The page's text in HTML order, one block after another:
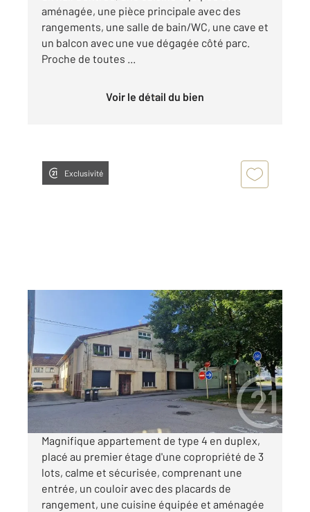
aménagée, une pièce principale avec des
rangements, une salle de bain/WC, une cave et
un balcon avec une vue dégagée côté parc.
Proche de toutes ...
Voir le détail du bien
Exclusivité
105 m
Ref : 27900
Appartement Duplex à louer
1 520 €
par mois charges comprises
Magnifique appartement de type 4 en duplex,
placé au premier étage d'une copropriété de 3
lots, calme et sécurisée, comprenant une
entrée, un couloir avec des placards de
rangement, une cuisine équipée et aménagée